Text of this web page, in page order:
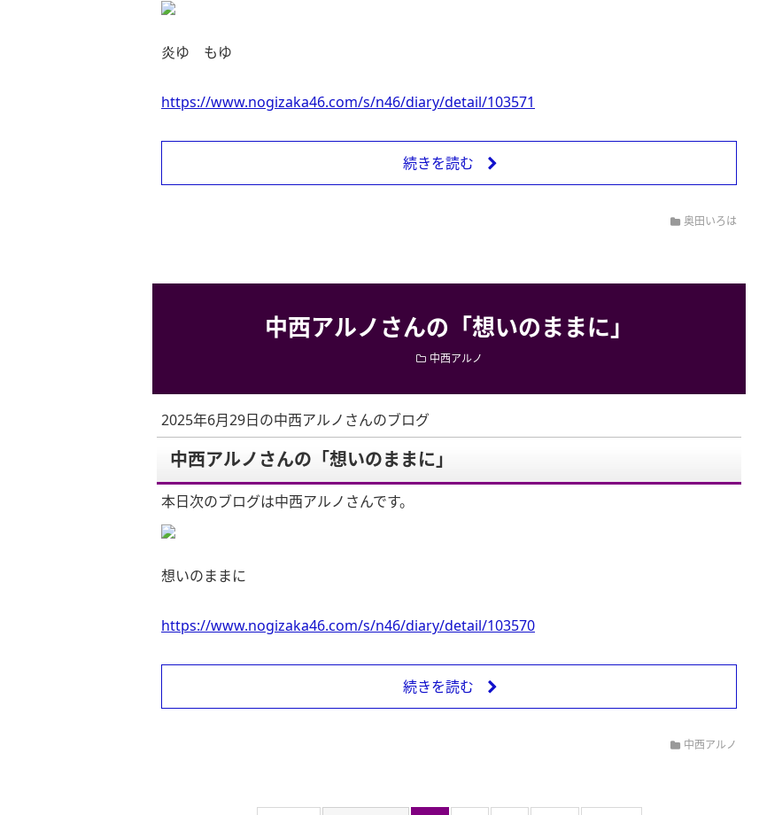
炎ゆ もゆ
https://www.nogizaka46.com/s/n46/diary/detail/103571
続きを読む
奥田いろは
中西アルノさんの「想いのままに」
中西アルノ
2025年6月29日の中西アルノさんのブログ
中西アルノさんの「想いのままに」
本日次のブログは中西アルノさんです。
想いのままに
https://www.nogizaka46.com/s/n46/diary/detail/103570
続きを読む
中西アルノ